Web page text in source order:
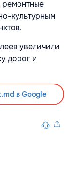
ремонтные
культурным
увеличили
дорог и
в Google